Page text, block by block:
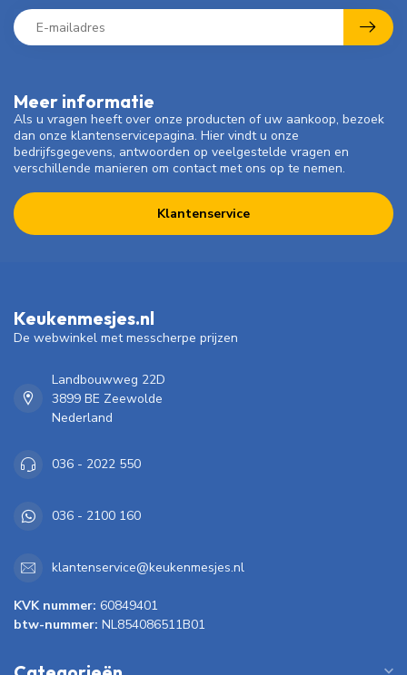
Meer informatie
Als u vragen heeft over onze producten of uw aankoop, bezoek
dan onze klantenservicepagina. Hier vindt u onze
bedrijfsgegevens, antwoorden op veelgestelde vragen en
verschillende manieren om contact met ons op te nemen.
Klantenservice
Keukenmesjes.nl
De webwinkel met messcherpe prijzen
Landbouwweg 22D
3899 BE Zeewolde
Nederland
036 - 2022 550
036 - 2100 160
klantenservice@keukenmesjes.nl
KVK nummer: 60849401
btw-nummer: NL854086511B01